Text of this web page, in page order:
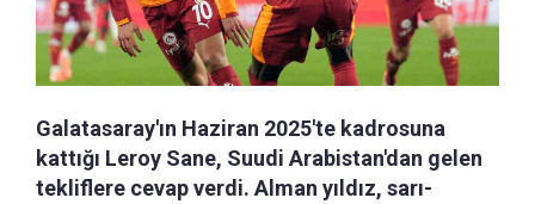
Galatasaray'ın Haziran 2025'te kadrosuna
kattığı Leroy Sane, Suudi Arabistan'dan gelen
tekliflere cevap verdi. Alman yıldız, sarı-